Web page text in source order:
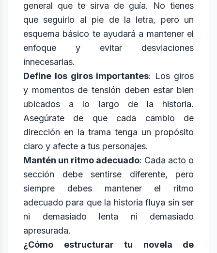
general que te sirva de guía. No tienes
que seguirlo al pie de la letra, pero un
esquema básico te ayudará a mantener el
enfoque y evitar desviaciones
innecesarias.
Define los giros importantes: Los giros
y momentos de tensión deben estar bien
ubicados a lo largo de la historia.
Asegúrate de que cada cambio de
dirección en la trama tenga un propósito
claro y afecte a tus personajes.
Mantén un ritmo adecuado: Cada acto o
sección debe sentirse diferente, pero
siempre debes mantener el ritmo
adecuado para que la historia fluya sin ser
ni demasiado lenta ni demasiado
apresurada.
¿Cómo estructurar tu novela de